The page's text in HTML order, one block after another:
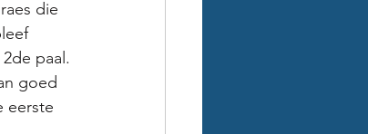
die
paal.
goed
eerste